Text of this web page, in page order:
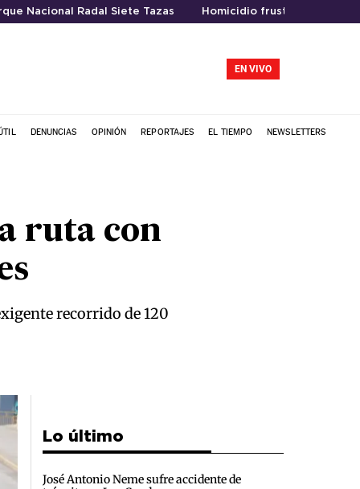
Nacional Radal Siete Tazas Homicidio frustrado
EN VIVO
DENUNCIAS OPINIÓN REPORTAJES EL TIEMPO NEWSLETTERS
ruta con
recorrido de 120
Lo último
José Antonio Neme sufre accidente de